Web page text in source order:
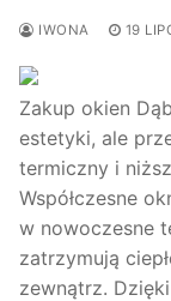
IWONA 19
Zakup okien
estetyki, ale
termiczny i
Współczesne
w nowoczesne
zatrzymują
zewnątrz.